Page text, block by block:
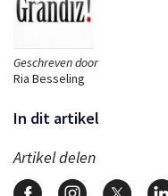
Geschreven door
Ria Besseling
In dit artikel
Artikel delen